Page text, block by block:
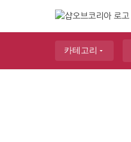
카테고리